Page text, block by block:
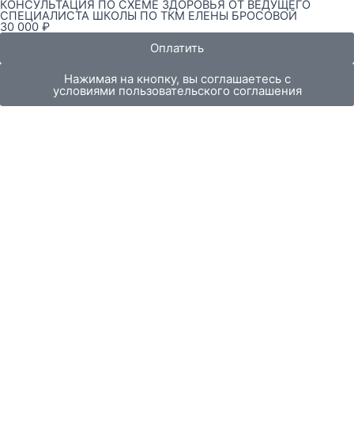
КОНСУЛЬТАЦИЯ ПО СХЕМЕ ЗДОРОВЬЯ ОТ ВЕДУЩЕГО
СПЕЦИАЛИСТА ШКОЛЫ ПО ТКМ ЕЛЕНЫ БРОСОВОЙ
30 000 ₽
Оплатить
Нажимая на кнопку, вы соглашаетесь с
условиями пользовательского соглашения